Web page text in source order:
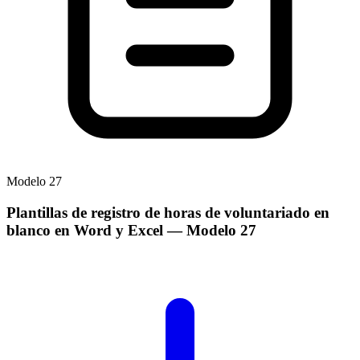
Modelo 27
Plantillas de registro de horas de voluntariado en
blanco en Word y Excel — Modelo 27